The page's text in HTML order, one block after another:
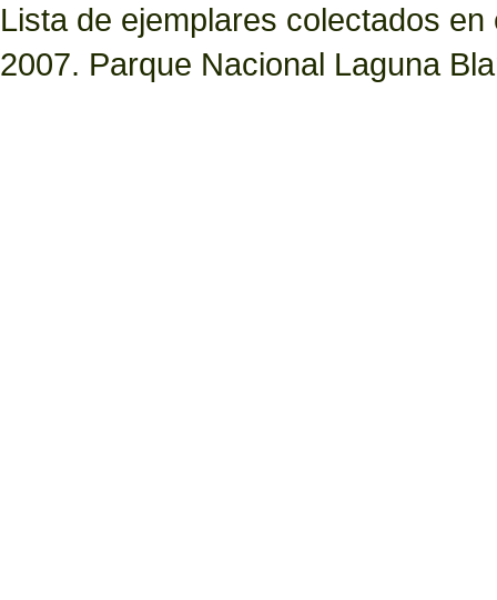
Lista de ejemplares colectados
2007. Parque Nacional Laguna